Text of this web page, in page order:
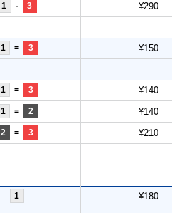
1 - 3 ¥290
1 = 3 ¥150
1 = 3 ¥140
1 = 2 ¥140
2 = 3 ¥210
1 ¥180